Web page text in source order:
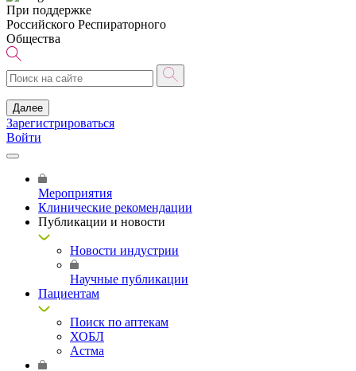
При поддержке
Российского Респираторного
Общества
Далее
Зарегистрироваться
Войти
Мероприятия
Клинические рекомендации
Публикации и новости
Новости индустрии
Научные публикации
Пациентам
Поиск по аптекам
ХОБЛ
Астма